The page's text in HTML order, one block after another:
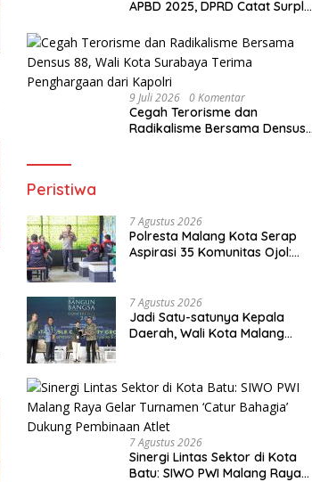
APBD 2025, DPRD Catat Surplus
9 Juli 2026 0 Komentar
Cegah Terorisme dan
Radikalisme Bersama Densus
Peristiwa
7 Agustus 2026
Polresta Malang Kota Serap
Aspirasi 35 Komunitas Ojol:
7 Agustus 2026
Jadi Satu-satunya Kepala
Daerah, Wali Kota Malang
7 Agustus 2026
Sinergi Lintas Sektor di Kota
Batu: SIWO PWI Malang Raya